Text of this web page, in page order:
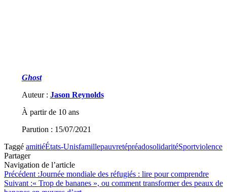
Ghost
Auteur : Jason Reynolds
À partir de 10 ans
Parution : 15/07/2021
Taggé amitiéÉtats-UnisfamillepauvretépréadosolidaritéSportviolence
Partager
Navigation de l’article
Précédent :Journée mondiale des réfugiés : lire pour comprendre
Suivant :« Trop de bananes », ou comment transformer des peaux de